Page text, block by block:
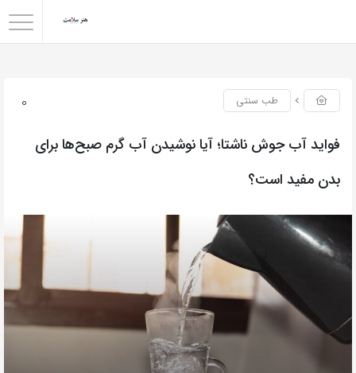
0 طب سنتی
فواید آب جوش ناشتا؛ آیا نوشیدن آب گرم صبح‌ها برای
بدن مفید است؟